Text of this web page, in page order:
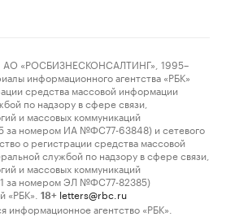
«РОСБИЗНЕСКОНСАЛТИНГ», 1995–
информационного агентства «РБК»
средства массовой информации
по надзору в сфере связи,
и массовых коммуникаций
за номером ИА №ФС77-63848) и сетевого
о регистрации средства массовой
службой по надзору в сфере связи,
и массовых коммуникаций
за номером ЭЛ №ФС77-82385)
«РБК».
18+ letters@rbc.ru
информационное агентство «РБК».